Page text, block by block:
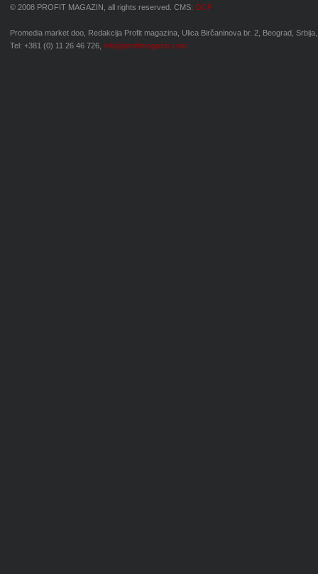
© 2008 PROFIT MAGAZIN, all rights reserved. CMS: OCP
Promedia market doo, Redakcija Profit magazina, Ulica Birčaninova br. 2, Beograd, Srbija,
Tel: +381 (0) 11 26 46 726, info@profitmagazin.com